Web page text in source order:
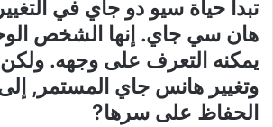
تبدأ حياة سيو دو جاي في
هان سي جاي. إنها الشخص
يمكنه التعرف على وجهه. ولكن
وتغيير هانس جاي المستمر,
الحفاظ على سرها?